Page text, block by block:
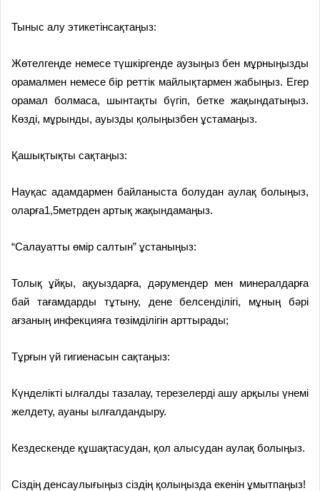
Тыныс алу этикетінсақтаңыз:
Жөтелгенде немесе түшкіргенде аузыңыз бен мұрныңызды
орамалмен немесе бір реттік майлықтармен жабыңыз. Егер
орамал болмаса, шынтақты бүгіп, бетке жақындатыңыз.
Көзді, мұрынды, ауызды қолыңызбен ұстамаңыз.
Қашықтықты сақтаңыз:
Науқас адамдармен байланыста болудан аулақ болыңыз,
оларға1,5метрден артық жақындамаңыз.
“Салауатты өмір салтын” ұстаныңыз:
Толық ұйқы, ақуыздарға, дәрумендер мен минералдарға
бай тағамдарды тұтыну, дене белсенділігі, мұның бәрі
ағзаның инфекцияға төзімділігін арттырады;
Тұрғын үй гигиенасын сақтаңыз:
Күнделікті ылғалды тазалау, терезелерді ашу арқылы үнемі
желдету, ауаны ылғалдандыру.
Кездескенде құшақтасудан, қол алысудан аулақ болыңыз.
Сіздің денсаулығыңыз сіздің қолыңызда екенін ұмытпаңыз!